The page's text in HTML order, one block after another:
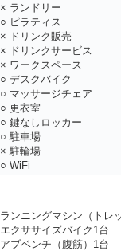
× ランドリー
○ ピラティス
× ドリンク販売
× ドリンクサービス
× ワークスペース
○ デスクバイク
○ マッサージチェア
○ 更衣室
○ 鍵なしロッカー
○ 駐車場
× 駐輪場
○ WiFi
ランニングマシン（トレ
エクササイズバイク1台
アブベンチ（腹筋）1台